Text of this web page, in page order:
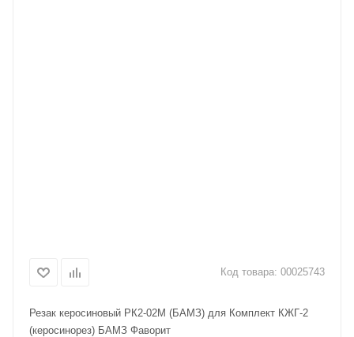
Код товара: 00025743
Резак керосиновый РК2-02М (БАМЗ) для Комплект КЖГ-2
(керосинорез) БАМЗ Фаворит